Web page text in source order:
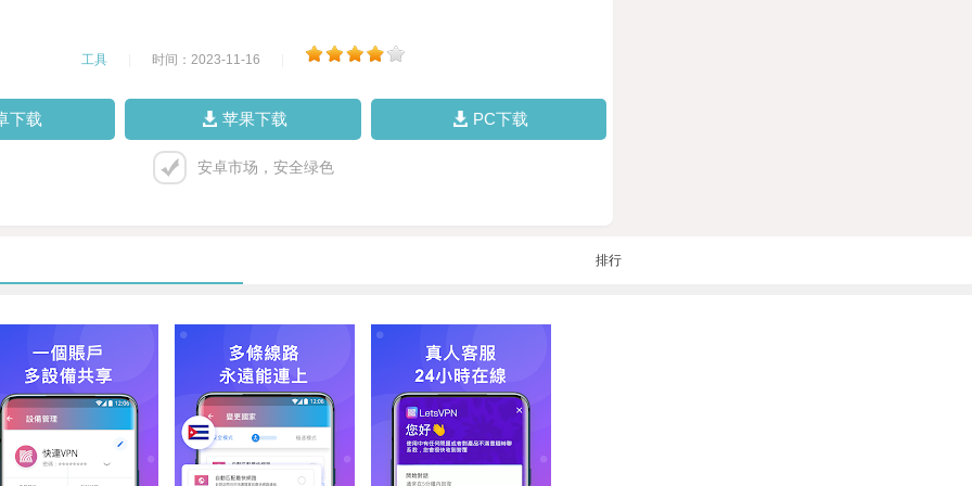
工具 时间：2023-11-16
下载 苹果下载 PC下载
安卓市场，安全绿色
排行